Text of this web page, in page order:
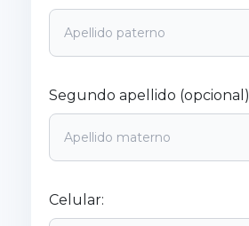
Segundo apellido (opcional)
Celular: